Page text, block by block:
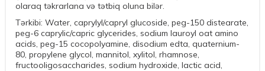
olaraq təkrarlana və tətbiq oluna bilər.
Tərkibi: Water, caprylyl/capryl glucoside, peg-150 distearate,
peg-6 caprylic/capric glycerides, sodium lauroyl oat amino
acids, peg-15 cocopolyamine, disodium edta, quaternium-
80, propylene glycol, mannitol, xylitol, rhamnose,
fructooligosaccharides, sodium hydroxide, lactic acid,